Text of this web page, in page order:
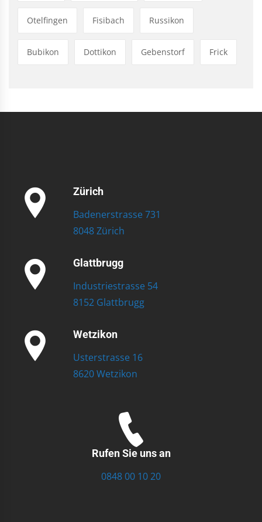
Otelfingen Fisibach Russikon
Bubikon Dottikon Gebenstorf Frick
Zürich
Badenerstrasse 731
8048 Zürich
Glattbrugg
Industriestrasse 54
8152 Glattbrugg
Wetzikon
Usterstrasse 16
8620 Wetzikon
Rufen Sie uns an
0848 00 10 20